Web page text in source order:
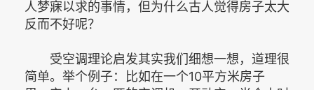
人梦寐以求的事情，但为什么古人觉得房子太大
反而不好呢？
受空调理论启发其实我们细想一想，道理很
简单。举个例子：比如在一个10平方米房子